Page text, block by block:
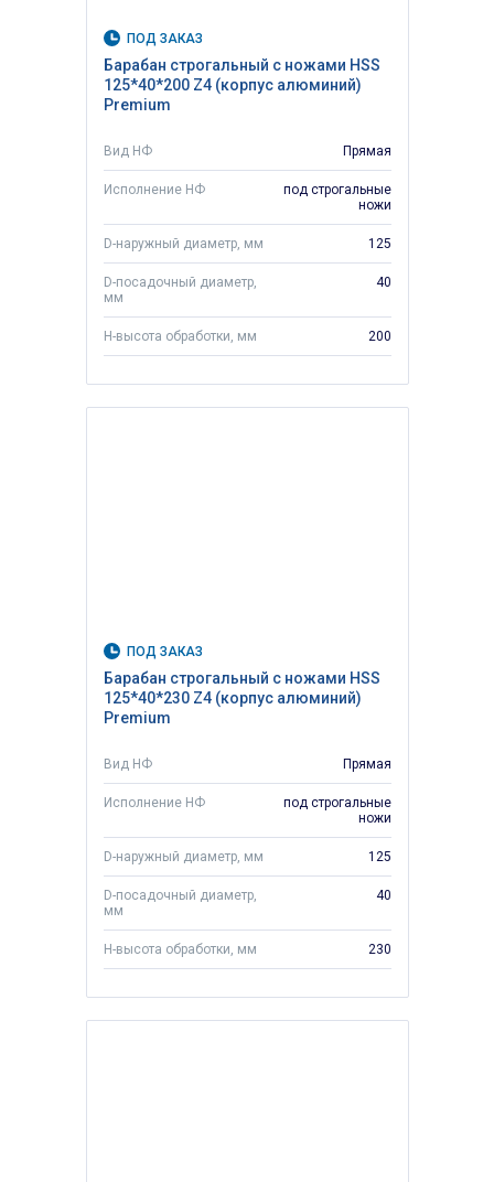
ПОД ЗАКАЗ
Барабан строгальный с ножами HSS
125*40*200 Z4 (корпус алюминий)
Premium
Вид НФ Прямая
Исполнение НФ
под строгальные
ножи
D-наружный диаметр, мм 125
D-посадочный диаметр,
мм
40
H-высота обработки, мм 200
ПОД ЗАКАЗ
Барабан строгальный с ножами HSS
125*40*230 Z4 (корпус алюминий)
Premium
Вид НФ Прямая
Исполнение НФ
под строгальные
ножи
D-наружный диаметр, мм 125
D-посадочный диаметр,
мм
40
H-высота обработки, мм 230